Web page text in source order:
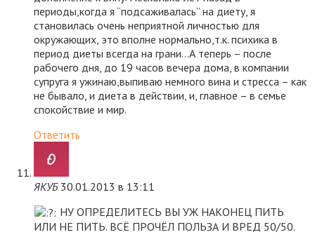
периоды,когда я “подсаживалась” на диету, я
становилась очень неприятной личностью для
окружающих, это вполне нормально,т.к. психика в
период диеты всегда на грани…А теперь – после
рабочего дня, до 19 часов вечера дома, в компании
супруга я ужинаю,выпиваю немного вина и стресса – как
не бывало, и диета в действии, и, главное – в семье
спокойствие и мир.
Ответить
ЯКУБ 30.01.2013 в 13:11
НУ ОПРЕДЕЛИТЕСЬ ВЫ УЖ НАКОНЕЦ ПИТЬ
ИЛИ НЕ ПИТЬ. ВСЁ ПРОЧЁЛ ПОЛЬЗА И ВРЕД 50/50.